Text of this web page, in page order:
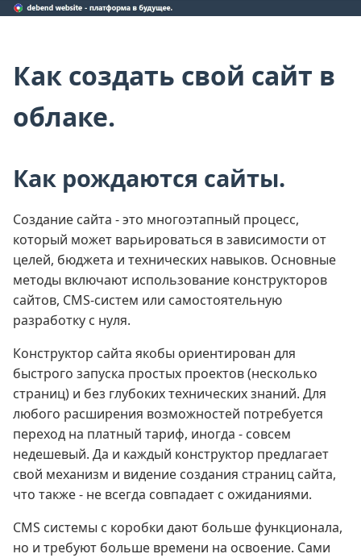
Как создать свой сайт в
облаке.
Как рождаются сайты.
Создание сайта - это многоэтапный процесс,
который может варьироваться в зависимости от
целей, бюджета и технических навыков. Основные
методы включают использование конструкторов
сайтов, CMS-систем или самостоятельную
разработку с нуля.
Конструктор сайта якобы ориентирован для
быстрого запуска простых проектов (несколько
страниц) и без глубоких технических знаний. Для
любого расширения возможностей потребуется
переход на платный тариф, иногда - совсем
недешевый. Да и каждый конструктор предлагает
свой механизм и видение создания страниц сайта,
что также - не всегда совпадает с ожиданиями.
CMS системы с коробки дают больше функционала,
но и требуют больше времени на освоение. Сами